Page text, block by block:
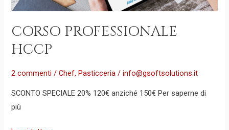
CORSO PROFESSIONALE
HCCP
2 commenti /Chef,Pasticceria /info@gsoftsolutions.it
SCONTO SPECIALE 20% 120€ anziché 150€ Per saperne di
più